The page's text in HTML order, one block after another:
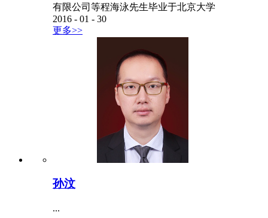
有限公司等程海泳先生毕业于北京大学
2016 - 01 - 30
更多>>
孙汶
...